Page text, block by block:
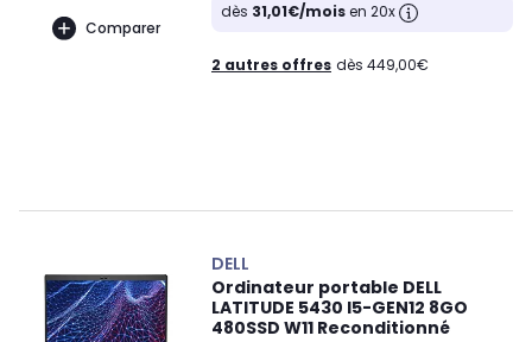
Comparer
dès 31,01€/moisen 20x
2 autres offres dès 449,00€
DELL
Ordinateur portable DELL
LATITUDE 5430 I5-GEN12 8GO
480SSD W11 Reconditionné